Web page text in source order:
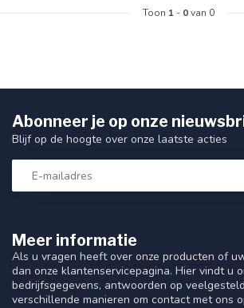
Toon 1 - 0van 0
Meer informatie
Als u vragen heeft over onze producten of
dan onze klantenservicepagina. Hier vindt u
bedrijfsgegevens, antwoorden op
verschillende manieren om contact met ons
Abonneer je op onze
Blijf op de hoogte over onze laatste acties